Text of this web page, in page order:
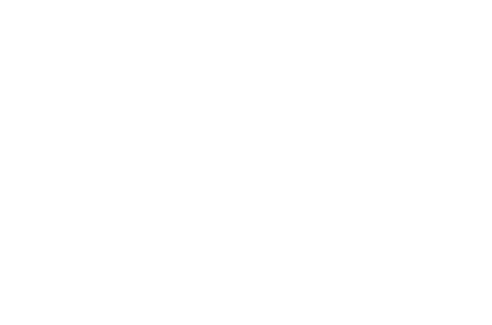
hamburguesas —el hombre le comento a su nieta
con los labios rojos, hermosos ojos azules,
alegre se acercó a la joven Rose y la cargo